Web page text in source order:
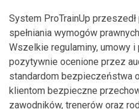
System ProTrainUp
spełniania wymogów
Wszelkie regulaminy, umowy i
pozytywnie ocenione przez
standardom bezpieczeństwa
klientom bezpieczne
zawodników, trenerów oraz